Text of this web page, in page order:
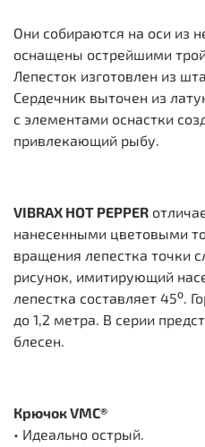
Они собираются на оси из
оснащены острейшими
Лепесток изготовлен из
Сердечник выточен из
с элементами оснастки
привлекающий рыбу.
VIBRAX HOT PEPPER
нанесенными цветовыми
вращения лепестка точки
рисунок, имитирующий
лепестка составляет 45⁰.
до 1,2 метра. В серии
блесен.
Крючок VMC®
• Идеально острый.